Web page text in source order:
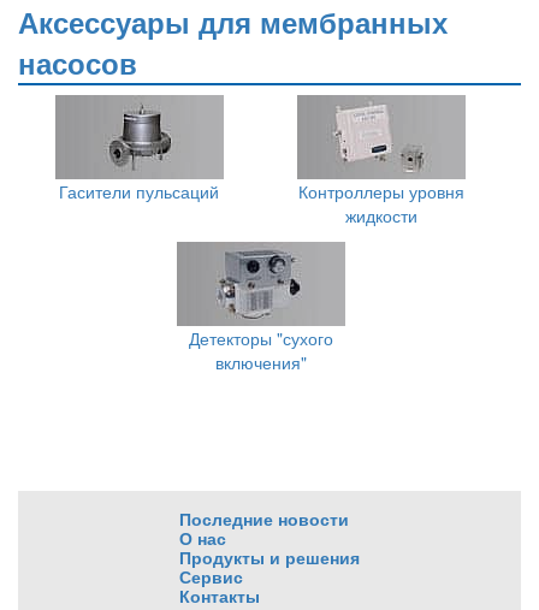
Аксессуары для мембранных
насосов
Гасители пульсаций
Контроллеры уровня
жидкости
Детекторы "сухого
включения"
Последние новости
О нас
Продукты и решения
Сервис
Контакты